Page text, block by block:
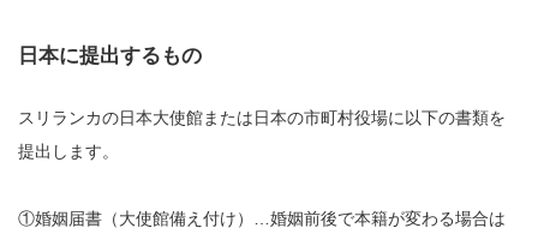
日本に提出するもの
スリランカの日本大使館または日本の市町村役場に以下の書類を
提出します。
①婚姻届書（大使館備え付け）…婚姻前後で本籍が変わる場合は